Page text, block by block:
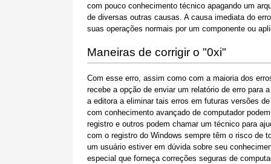
com pouco conhecimento técnico apagando um
de diversas outras causas. A causa imediata do
suas operações normais por um componente ou
Maneiras de corrigir o "0xi"
Com esse erro, assim como com a maioria dos
recebe a opção de enviar um relatório de erro para
a editora a eliminar tais erros em futuras versões
com conhecimento avançado de computador
registro e outros podem chamar um técnico para
com o registro do Windows sempre têm o risco de
um usuário estiver em dúvida sobre seu
especial que forneça correções seguras de